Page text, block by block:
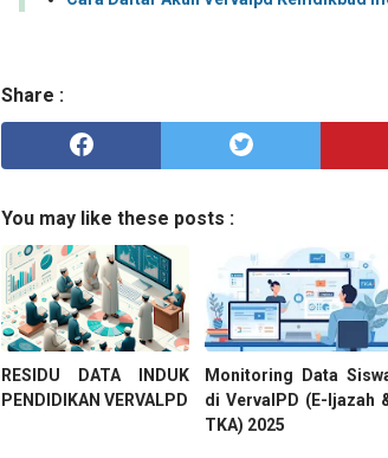
Share :
You may like these posts :
RESIDU DATA INDUK
PENDIDIKAN VERVALPD
Monitoring Data
di VervalPD (E-Ijazah
TKA) 2025